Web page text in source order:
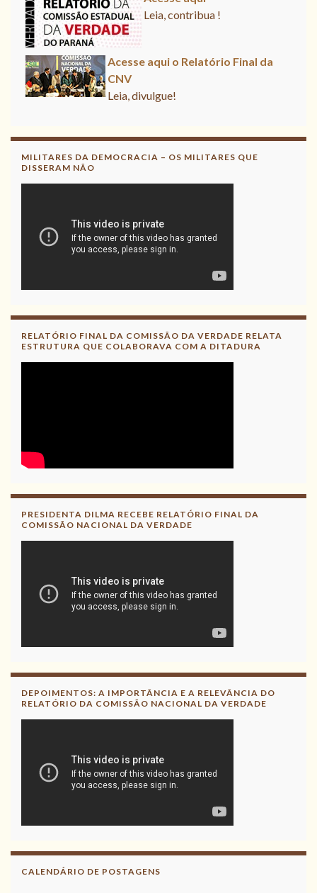
Leia, contribua !
Acesse aqui o Relatório Final da CNV
Leia, divulgue!
Leia, contribua !
MILITARES DA DEMOCRACIA – OS MILITARES QUE
DISSERAM NÃO
RELATÓRIO FINAL DA COMISSÃO DA VERDADE RELATA
ESTRUTURA QUE COLABORAVA COM A DITADURA
PRESIDENTA DILMA RECEBE RELATÓRIO FINAL DA
COMISSÃO NACIONAL DA VERDADE
DEPOIMENTOS: A IMPORTÂNCIA E A RELEVÂNCIA DO
RELATÓRIO DA COMISSÃO NACIONAL DA VERDADE
CALENDÁRIO DE POSTAGENS